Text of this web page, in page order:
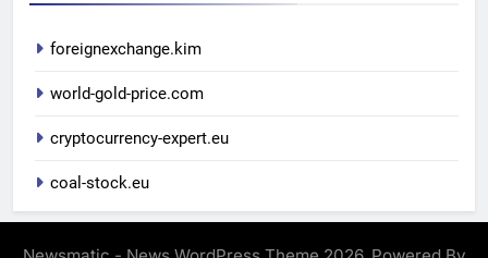
foreignexchange.kim
world-gold-price.com
cryptocurrency-expert.eu
coal-stock.eu